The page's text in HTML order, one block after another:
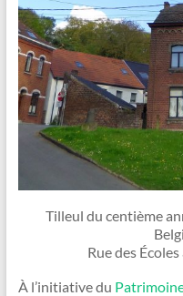
Tilleul du centième
Rue des
À l’initiative du